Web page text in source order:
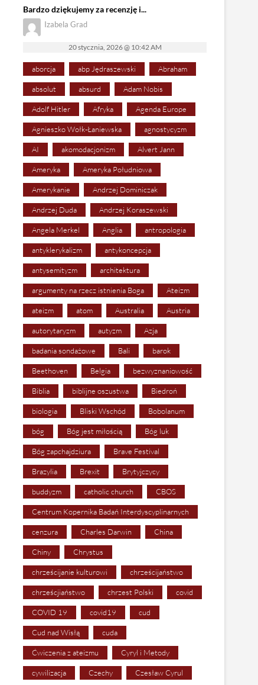
Bardzo dziękujemy za recenzję i...
Izabela Grad
20 stycznia, 2026 @ 10:42 AM
aborcja abp Jędraszewski Abraham
absolut absurd Adam Nobis
Adolf Hitler Afryka Agenda Europe
Agnieszko Wołk-Łaniewska agnostycyzm
AI akomodacjonizm Alvert Jann
Ameryka Ameryka Południowa
Amerykanie Andrzej Dominiczak
Andrzej Duda Andrzej Koraszewski
Angela Merkel Anglia antropologia
antyklerykalizm antykoncepcja
antysemityzm architektura
argumenty na rzecz istnienia Boga Ateizm
ateizm atom Australia Austria
autorytaryzm autyzm Azja
badania sondażowe Bali barok
Beethoven Belgia bezwyznaniowość
Biblia biblijne oszustwa Biedroń
biologia Bliski Wschód Bobolanum
bóg Bóg jest miłością Bóg luk
Bóg zapchajdziura Brave Festival
Brazylia Brexit Brytyjczycy
buddyzm catholic church CBOS
Centrum Kopernika Badań Interdyscyplinarnych
cenzura Charles Darwin China
Chiny Chrystus
chrześcijanie kulturowi chrześcijaństwo
chrześcjiaństwo chrzest Polski covid
COVID 19 covid19 cud
Cud nad Wisłą cuda
Ćwiczenia z ateizmu Cyryl i Metody
cywilizacja Czechy Czesław Cyrul